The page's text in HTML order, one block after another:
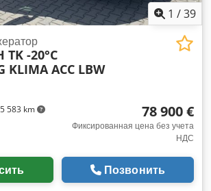
1 /39
5 583 km
TK -20°C
KLIMA ACC LBW
78 900 €
Фиксированная цена без учета
НДС
Позвонить